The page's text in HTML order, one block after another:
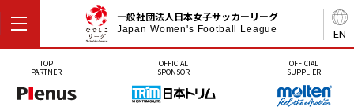
EN
一般社団法人日本女子サッカーリーグ
Japan Women's Football League
TOP
PARTNER
OFFICIAL
SPONSOR
OFFICIAL
SUPPLIER